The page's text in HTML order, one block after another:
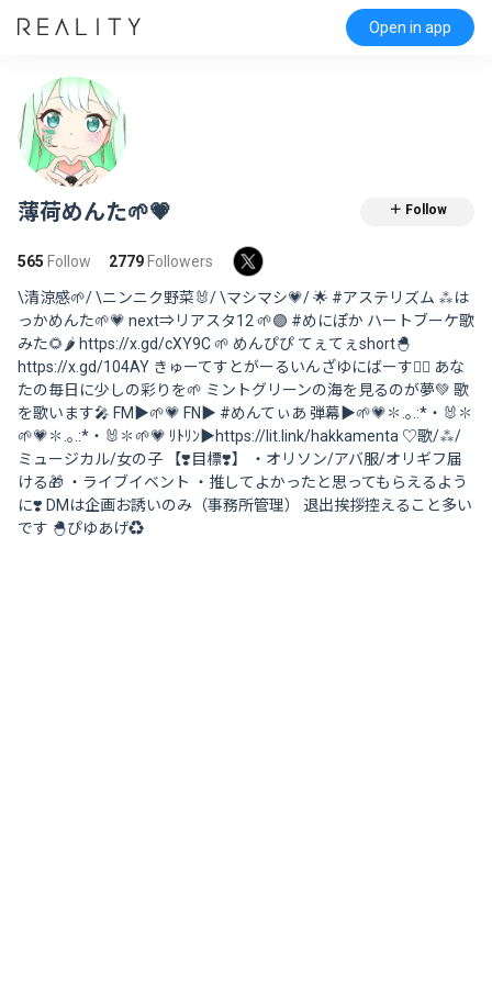
Open in app
薄荷めんた🌱💗 ＋ Follow
565 Follow 2779 Followers
\清涼感🌱/ \ニンニク野菜🐰/ \マシマシ💗/ 🌟 #アステリズム ⁂は
っかめんた🌱💗 next⇒リアスタ12 🌱🟣 #めにぽか ハートブーケ歌
みた🌻🌶 https://x.gd/cXY9C 🌱 めんぴぴ てぇてぇshort🐣
https://x.gd/104AY きゅーてすとがーるいんざゆにばーす❤️‍🔥 あな
たの毎日に少しの彩りを🌱 ミントグリーンの海を見るのが夢💚 歌
を歌います🎤 FM▶︎🌱💗 FN▶︎ #めんてぃあ 弾幕▶︎🌱💗✽.｡.:*・🐰✽
🌱💗✽.｡.:*・🐰✽🌱💗 ﾘﾄﾘﾝ▶︎https://lit.link/hakkamenta ♡歌/⁂/
ミュージカル/女の子 【❣️目標❣️】 ・オリソン/アバ服/オリギフ届
ける🎁 ・ライブイベント ・推してよかったと思ってもらえるよう
に❣️ DMは企画お誘いのみ（事務所管理） 退出挨拶控えること多い
です 🐣ぴゆあげ‪♻️